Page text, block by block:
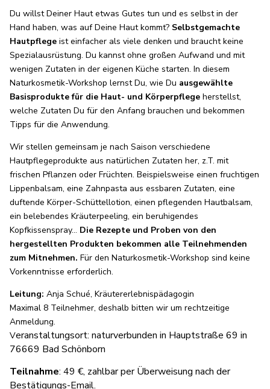
Du willst Deiner Haut etwas Gutes tun und es selbst in der
Hand haben, was auf Deine Haut kommt? Selbstgemachte
Hautpflegeist einfacher als viele denken und braucht keine
Spezialausrüstung. Du kannst ohne großen Aufwand und mit
wenigen Zutaten in der eigenen Küche starten. In diesem
Naturkosmetik-Workshop lernst Du, wie Du ausgewählte
Basisprodukte für die Haut- und Körperpflegeherstellst,
welche Zutaten Du für den Anfang brauchen und bekommen
Tipps für die Anwendung.
Wir stellen gemeinsam je nach Saison verschiedene
Hautpflegeprodukte aus natürlichen Zutaten her, z.T. mit
frischen Pflanzen oder Früchten. Beispielsweise einen fruchtigen
Lippenbalsam, eine Zahnpasta aus essbaren Zutaten, eine
duftende Körper-Schüttellotion, einen pflegenden Hautbalsam,
ein belebendes Kräuterpeeling, ein beruhigendes
Kopfkissenspray… Die Rezepte und Proben von den
hergestellten Produkten bekommen alle Teilnehmenden
zum Mitnehmen. Für den Naturkosmetik-Workshop sind keine
Vorkenntnisse erforderlich.
Leitung: Anja Schué, Kräutererlebnispädagogin
Maximal 8 Teilnehmer, deshalb bitten wir um rechtzeitige
Anmeldung.
Veranstaltungsort: naturverbunden in Hauptstraße 69 in
76669 Bad Schönborn
Teilnahme: 49 €, zahlbar per Überweisung nach der
Bestätigungs-Email.